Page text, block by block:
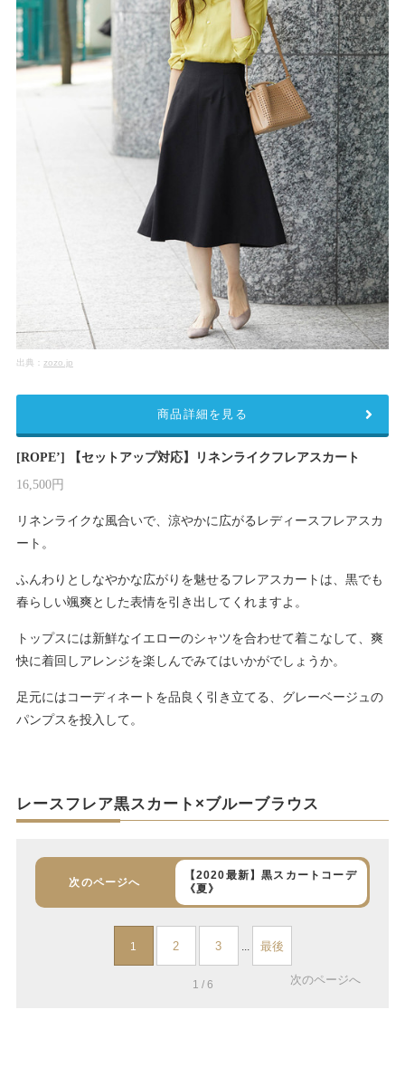
出典： zozo.jp
[ROPE’] 【セットアップ対応】リネンライクフレアスカート
16,500円
リネンライクな風合いで、涼やかに広がるレディースフレアスカ
ート。
ふんわりとしなやかな広がりを魅せるフレアスカートは、黒でも
春らしい颯爽とした表情を引き出してくれますよ。
トップスには新鮮なイエローのシャツを合わせて着こなして、爽
快に着回しアレンジを楽しんでみてはいかがでしょうか。
足元にはコーディネートを品良く引き立てる、グレーベージュの
パンプスを投入して。
商品詳細を見る
レースフレア黒スカート×ブルーブラウス
次のページへ
【2020最新】黒スカートコーデ
《夏》
1 2 3 ... 最後
1 / 6 次のページへ